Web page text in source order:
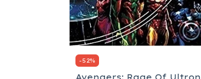
-52%